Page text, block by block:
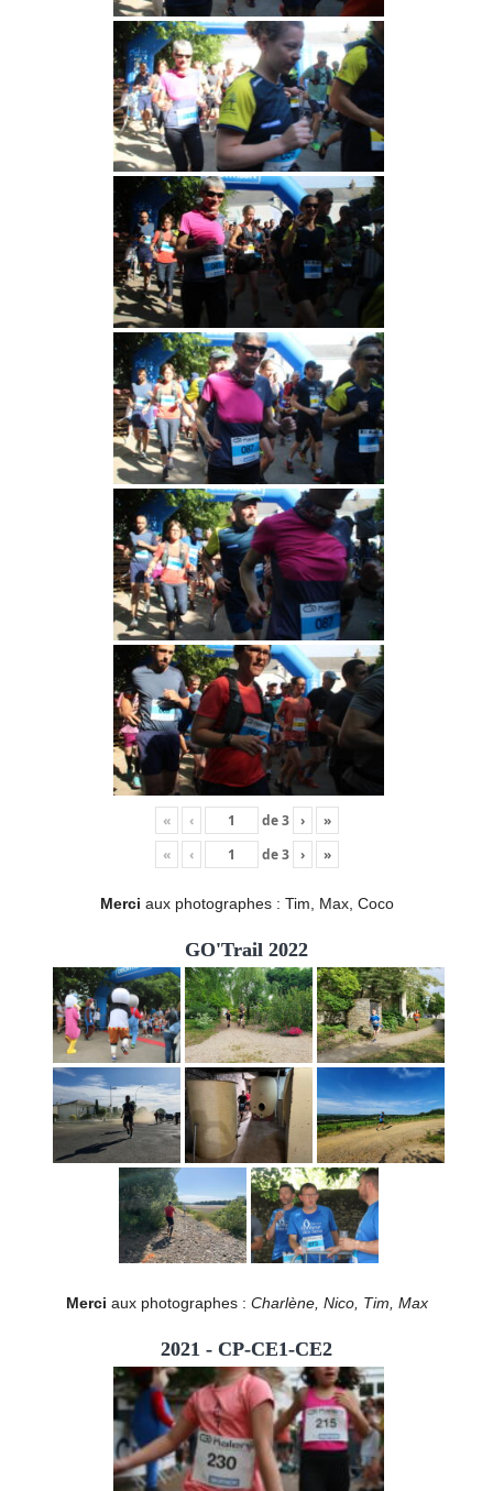
« ‹ de3 ›
»
«
‹ de3 › »
Merci aux photographes : Tim, Max, Coco
GO'Trail 2022
Merci aux photographes : Charlène, Nico, Tim, Max
2021 - CP-CE1-CE2